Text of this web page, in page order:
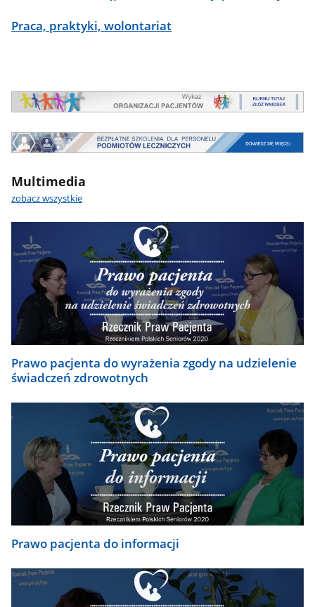
Praca, praktyki, wolontariat
Multimedia
zobacz wszystkie
Prawo pacjenta do wyrażenia zgody na udzielenie
świadczeń zdrowotnych
Prawo pacjenta do informacji